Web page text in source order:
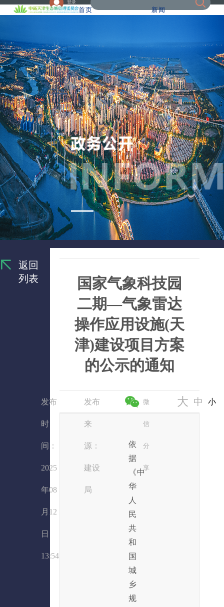
登录
首页 新闻
返回
列表
国家气象科技园
二期—气象雷达
操作应用设施(天
津)建设项目方案
的公示的通知
发布
时
间：
2025
年08
月12
日
13:54
发布
来
源：
建设
局
微
信
分
享
大 中 小
依
据
《中
华
人
民
共
和
国
城
乡
规